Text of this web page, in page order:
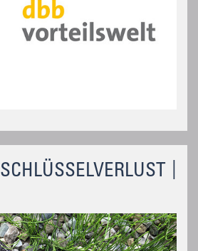
SCHLÜSSELVERLUST